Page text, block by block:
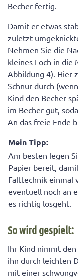
Becher fertig.
Damit er etwas
zuletzt
Nehmen Sie die
kleines Loch in die
Abbildung 4). Hier
Schnur durch
Kind den Becher
im Becher gut,
An das freie Ende
Mein Tipp:
Am besten legen
Papier bereit,
Falttechnik einmal
eventuell noch an
es richtig losgeht.
So wird gespielt:
Ihr Kind nimmt
ihn durch leichten
mit einer